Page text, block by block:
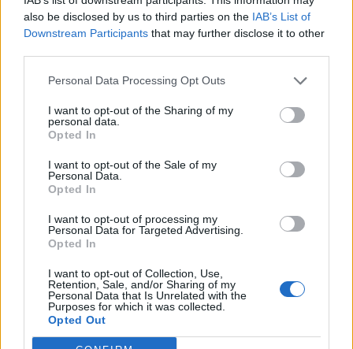
also be disclosed by us to third parties on the IAB’s List of
Downstream Participants that may further disclose it to other
Personal Data Processing Opt Outs
I want to opt-out of the Sharing of my
personal data.
Opted In
I want to opt-out of the Sale of my
Personal Data.
Opted In
I want to opt-out of processing my
Personal Data for Targeted Advertising.
Opted In
I want to opt-out of Collection, Use,
Retention, Sale, and/or Sharing of my
Personal Data that Is Unrelated with the
Purposes for which it was collected.
Opted Out
Sabrosa Summer Fest arrancou com
Vítor Pica e reuniu centenas de...
7 de Agosto, 2026
Jovem ferida em despiste na